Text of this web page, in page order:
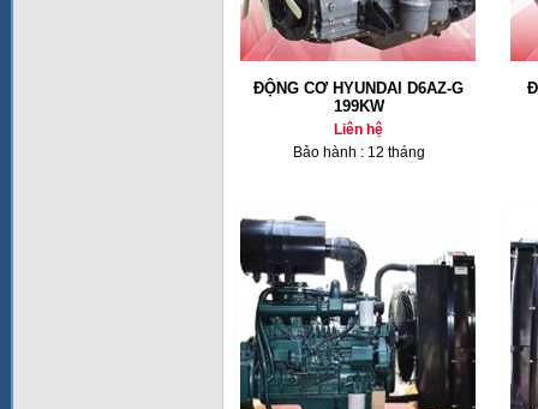
ĐỘNG CƠ HYUNDAI D6AZ-G
199KW
Liên hệ
Bảo hành : 12 tháng